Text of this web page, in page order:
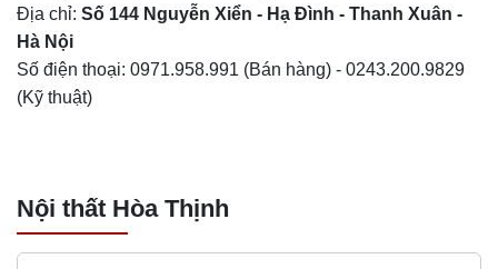
Địa chỉ: Số 144 Nguyễn Xiển - Hạ Đình - Thanh Xuân -
Hà Nội
Số điện thoại: 0971.958.991 (Bán hàng) - 0243.200.9829
(Kỹ thuật)
Nội thất Hòa Thịnh